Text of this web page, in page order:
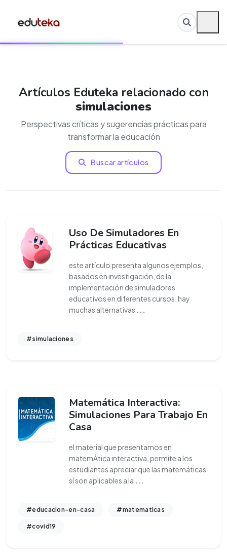
Artículos Eduteka relacionado con
simulaciones
Perspectivas críticas y sugerencias prácticas para
transformar la educación
Buscar artículos
Uso De Simuladores En
Prácticas Educativas
este artículo presenta algunos ejemplos,
basados en investigación, de la
implementación de simuladores
educativos en diferentes cursos. hay
muchas alternativas ...
#simulaciones
Matemática Interactiva:
Simulaciones Para Trabajo En
Casa
el material que presentamos en
matemÁtica interactiva, permite a los
estudiantes apreciar que las matemáticas
sí son aplicables a la ...
#educacion-en-casa #matematicas
#covid19